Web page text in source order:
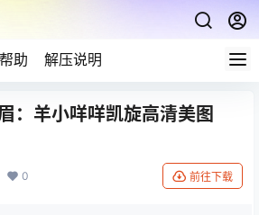
帮助 解压说明
：羊小咩咩凯旋高清美图
0 前往下载